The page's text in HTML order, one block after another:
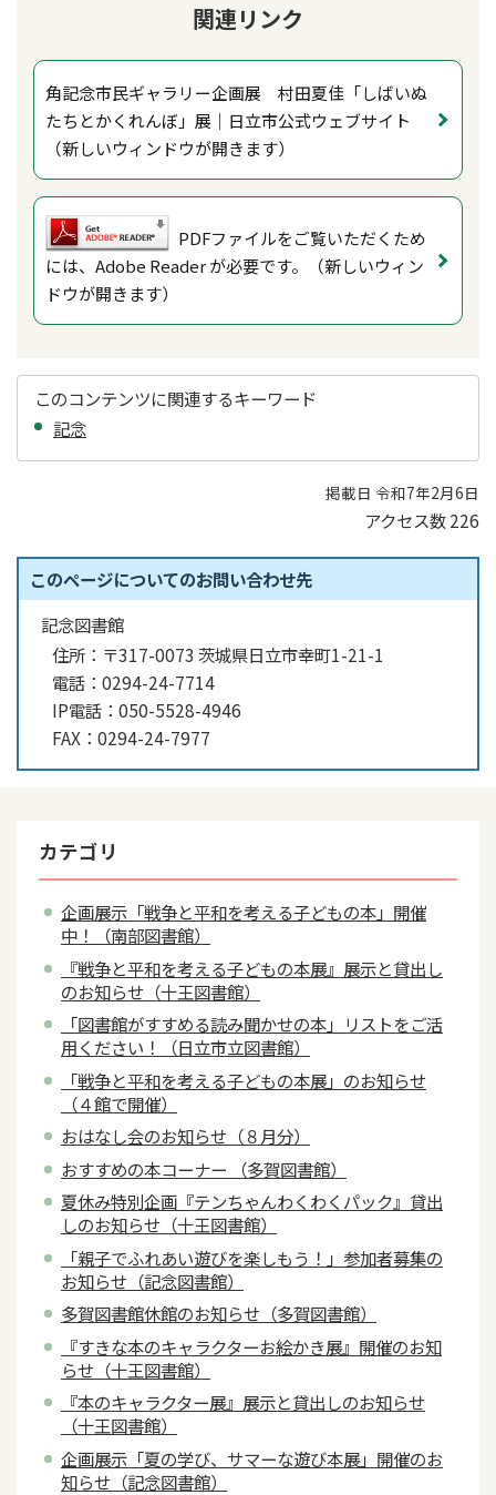
関連リンク
角記念市民ギャラリー企画展 村田夏佳「しばいぬ
たちとかくれんぼ」展｜日立市公式ウェブサイト
（新しいウィンドウが開きます）
PDFファイルをご覧いただくため
には、Adobe Reader が必要です。（新しいウィン
ドウが開きます）
このコンテンツに関連するキーワード
記念
掲載日 令和7年2月6日
アクセス数226
このページについてのお問い合わせ先
記念図書館
住所： 〒317-0073 茨城県日立市幸町1-21-1
電話： 0294-24-7714
IP電話： 050-5528-4946
FAX： 0294-24-7977
カテゴリ
企画展示「戦争と平和を考える子どもの本」開催
中！（南部図書館）
『戦争と平和を考える子どもの本展』展示と貸出し
のお知らせ（十王図書館）
「図書館がすすめる読み聞かせの本」リストをご活
用ください！（日立市立図書館）
「戦争と平和を考える子どもの本展」のお知らせ
（４館で開催）
おはなし会のお知らせ（８月分）
おすすめの本コーナー （多賀図書館）
夏休み特別企画『テンちゃんわくわくパック』貸出
しのお知らせ（十王図書館）
「親子でふれあい遊びを楽しもう！」参加者募集の
お知らせ（記念図書館）
多賀図書館休館のお知らせ（多賀図書館）
『すきな本のキャラクターお絵かき展』開催のお知
らせ（十王図書館）
『本のキャラクター展』展示と貸出しのお知らせ
（十王図書館）
企画展示「夏の学び、サマーな遊び本展」開催のお
知らせ（記念図書館）